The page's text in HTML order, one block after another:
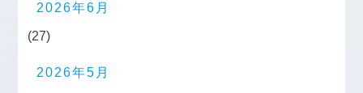
2026年6月
(27)
2026年5月